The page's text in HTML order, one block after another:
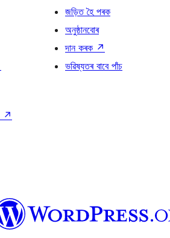
জড়িত হৈ পৰক
অনুষ্ঠানবোৰ
দান কৰক ↗
ভৱিষ্যতৰ বাবে পাঁচ
↗